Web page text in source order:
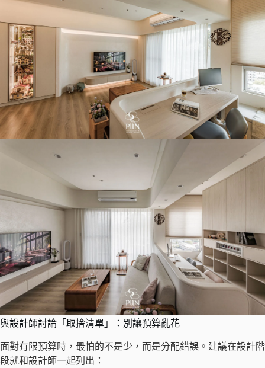
與設計師討論「取捨清單」：別讓預算亂花
面對有限預算時，最怕的不是少，而是分配錯誤。建議在設計階
段就和設計師一起列出：